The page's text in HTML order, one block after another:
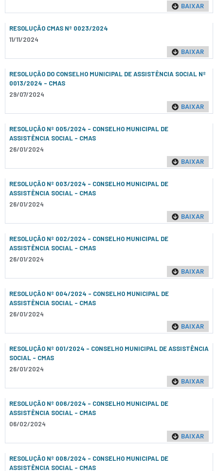
BAIXAR
RESOLUÇÃO CMAS Nº 0023/2024
11/11/2024
BAIXAR
RESOLUÇÃO DO CONSELHO MUNICIPAL DE ASSISTÊNCIA SOCIAL Nº
0013/2024 - CMAS
29/07/2024
BAIXAR
RESOLUÇÃO Nº 005/2024 - CONSELHO MUNICIPAL DE
ASSISTÊNCIA SOCIAL – CMAS
26/01/2024
BAIXAR
RESOLUÇÃO Nº 003/2024 - CONSELHO MUNICIPAL DE
ASSISTÊNCIA SOCIAL – CMAS
26/01/2024
BAIXAR
RESOLUÇÃO Nº 002/2024 - CONSELHO MUNICIPAL DE
ASSISTÊNCIA SOCIAL – CMAS
26/01/2024
BAIXAR
RESOLUÇÃO Nº 004/2024 - CONSELHO MUNICIPAL DE
ASSISTÊNCIA SOCIAL – CMAS
26/01/2024
BAIXAR
RESOLUÇÃO Nº 001/2024 - CONSELHO MUNICIPAL DE ASSISTÊNCIA
SOCIAL – CMAS
26/01/2024
BAIXAR
RESOLUÇÃO Nº 006/2024 - CONSELHO MUNICIPAL DE
ASSISTÊNCIA SOCIAL – CMAS
06/02/2024
BAIXAR
RESOLUÇÃO Nº 008/2024 - CONSELHO MUNICIPAL DE
ASSISTÊNCIA SOCIAL – CMAS